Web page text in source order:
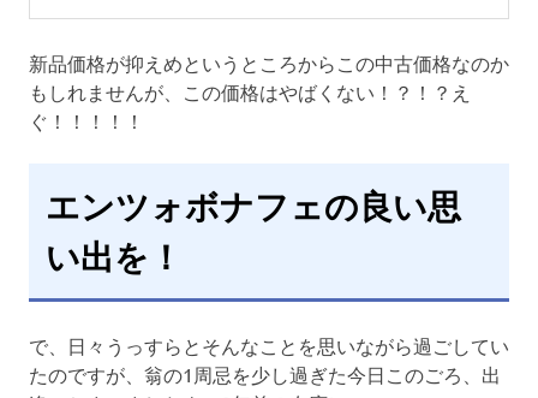
新品価格が抑えめというところからこの中古価格なのか
もしれませんが、この価格はやばくない！？！？え
ぐ！！！！！
エンツォボナフェの良い思
い出を！
で、日々うっすらとそんなことを思いながら過ごしてい
たのですが、翁の1周忌を少し過ぎた今日このごろ、出